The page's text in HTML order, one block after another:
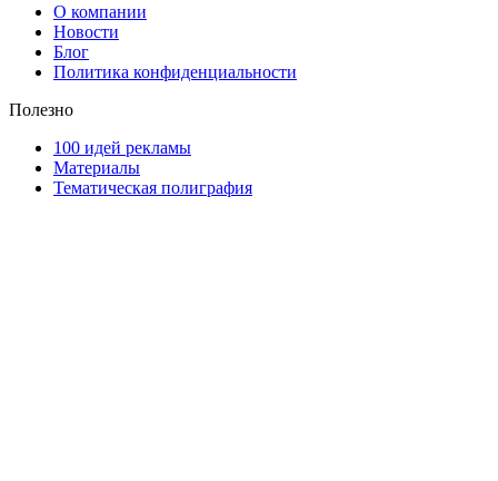
О компании
Новости
Блог
Политика конфиденциальности
Полезно
100 идей рекламы
Материалы
Тематическая полиграфия